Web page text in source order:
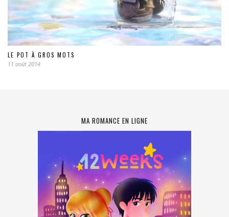
LE POT À GROS MOTS
11 août 2014
MA ROMANCE EN LIGNE